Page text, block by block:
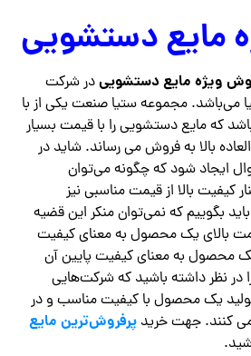
مایع دستشویی
ویژه مایع دستشوییدر شرکت
می‌باشد. مجموعه ستیا صنعت یکی از با
که مایع دستشویی را با قیمت بسیار
بالا به فروش می رساند. شاید در
ایجاد شود که چگونه می‌توان
کیفیت بالا از قیمت مناسبی نیز
بگوییم که نمی‌توان منکر این قضیه
بالای یک محصول به معنای کیفیت
محصول به معنای کیفیت پایین آن
در نظر داشته باشید که شرکت‌هایی
یک محصول با کیفیت مناسب و در
کنند.جهت خریدپرفروش‌ترین مایع